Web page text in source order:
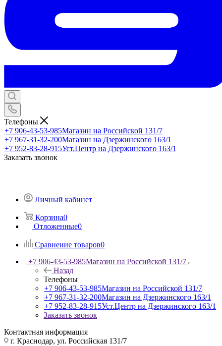
Телефоны
+7 906-43-53-985Магазин на Российской 131/7
+7 967-31-32-200Магазин на Дзержинского 163/1
+7 952-83-28-915Уст.Центр на Дзержинского 163/1
Заказать звонок
Личный кабинет
Корзина0
Отложенные0
Сравнение товаров0
+7 906-43-53-985Магазин на Российской 131/7
Назад
Телефоны
+7 906-43-53-985Магазин на Российской 131/7
+7 967-31-32-200Магазин на Дзержинского 163/1
+7 952-83-28-915Уст.Центр на Дзержинского 163/1
Заказать звонок
Контактная информация
г. Краснодар, ул. Российская 131/7